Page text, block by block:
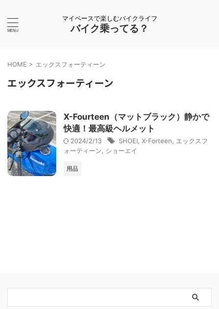
マイペースで楽しむバイクライフ
バイク乗ってる？
HOME > エックスフォーティーン
エックスフォーティーン
X-Fourteen（マットブラック）静かで
快適！最高級ヘルメット
2024/2/13 SHOEI X-Forteen
エックスフ
ォーティーン
ショーエイ
用品